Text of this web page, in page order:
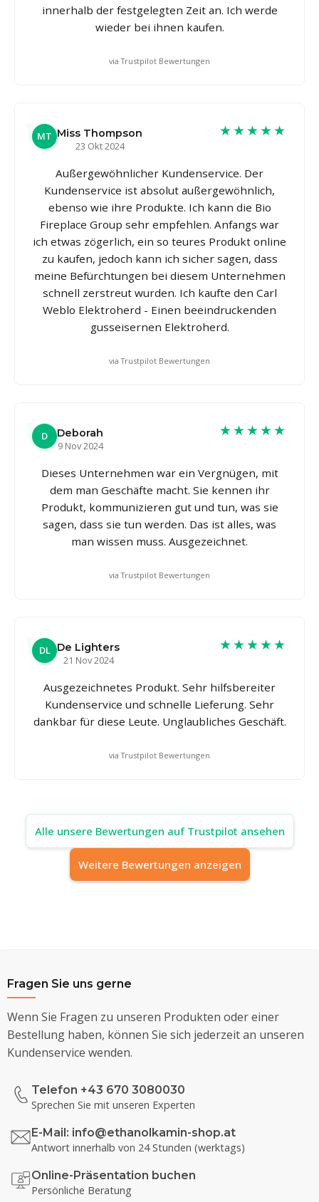
innerhalb der festgelegten Zeit an. Ich werde
wieder bei ihnen kaufen.
via Trustpilot Bewertungen
MT Miss Thompson
23 Okt 2024
★★★★★
Außergewöhnlicher Kundenservice. Der
Kundenservice ist absolut außergewöhnlich,
ebenso wie ihre Produkte. Ich kann die Bio
Fireplace Group sehr empfehlen. Anfangs war
ich etwas zögerlich, ein so teures Produkt online
zu kaufen, jedoch kann ich sicher sagen, dass
meine Befürchtungen bei diesem Unternehmen
schnell zerstreut wurden. Ich kaufte den Carl
Weblo Elektroherd - Einen beeindruckenden
gusseisernen Elektroherd.
via Trustpilot Bewertungen
D
Deborah
9 Nov 2024
★★★★★
Dieses Unternehmen war ein Vergnügen, mit
dem man Geschäfte macht. Sie kennen ihr
Produkt, kommunizieren gut und tun, was sie
sagen, dass sie tun werden. Das ist alles, was
man wissen muss. Ausgezeichnet.
via Trustpilot Bewertungen
DL De Lighters
21 Nov 2024
★★★★★
Ausgezeichnetes Produkt. Sehr hilfsbereiter
Kundenservice und schnelle Lieferung. Sehr
dankbar für diese Leute. Unglaubliches Geschäft.
via Trustpilot Bewertungen
Alle unsere Bewertungen auf Trustpilot ansehen
Weitere Bewertungen anzeigen
Fragen Sie uns gerne
Wenn Sie Fragen zu unseren Produkten oder einer
Bestellung haben, können Sie sich jederzeit an unseren
Kundenservice wenden.
Telefon +43 670 3080030
Sprechen Sie mit unseren Experten
E-Mail: info@ethanolkamin-shop.at
Antwort innerhalb von 24 Stunden (werktags)
Online-Präsentation buchen
Persönliche Beratung